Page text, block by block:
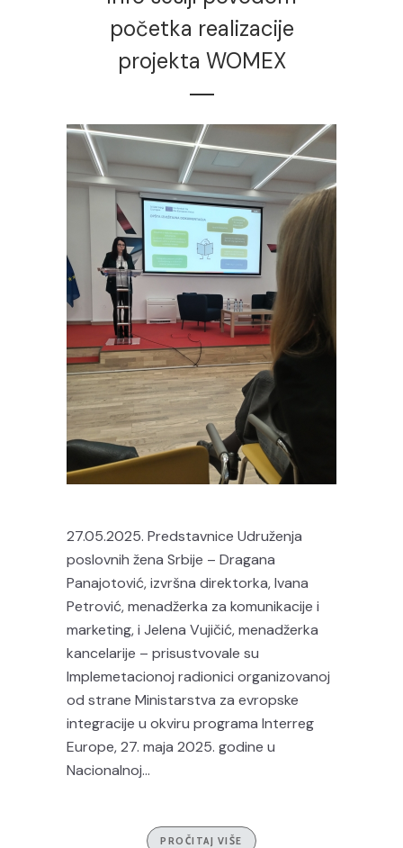
početka realizacije
projekta WOMEX
27.05.2025. Predstavnice Udruženja
poslovnih žena Srbije – Dragana
Panajotović, izvršna direktorka, Ivana
Petrović, menadžerka za komunikacije i
marketing, i Jelena Vujičić, menadžerka
kancelarije – prisustvovale su
Implemetacionoj radionici organizovanoj
od strane Ministarstva za evropske
integracije u okviru programa Interreg
Europe, 27. maja 2025. godine u
Nacionalnoj...
PROČITAJ VIŠE